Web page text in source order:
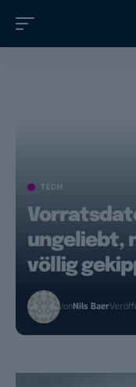
TECH
ungeliebt,
völlig
vonNils Baer